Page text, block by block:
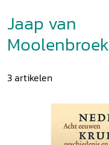
Jaap van
Moolenbroek
3artikelen